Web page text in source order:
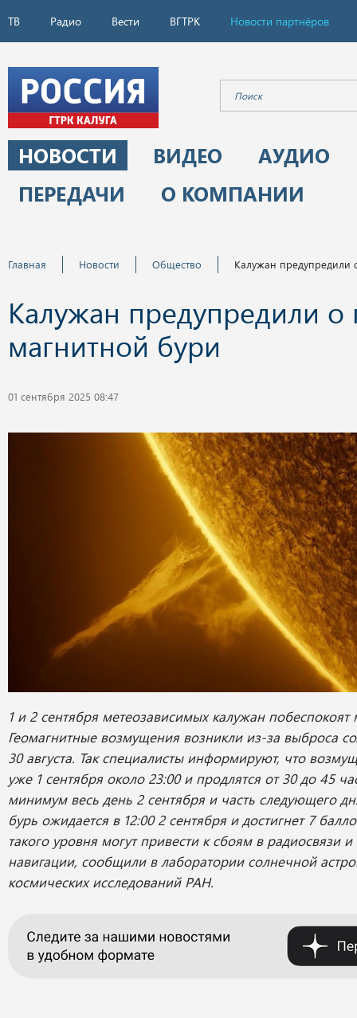
ТВ Радио Вести ВГТРК Новости партнёров
НОВОСТИ ВИДЕО
АУДИО
ПЕРЕДАЧИ
О КОМПАНИИ
Главная Новости Общество Калужан предупредили
Калужан предупредили о
магнитной бури
01 сентября 2025 08:47
1 и 2 сентября метеозависимых калужан побеспокоят
Геомагнитные возмущения возникли из-за выброса
30 августа. Так специалисты информируют, что
уже 1 сентября около 23:00 и продлятся от 30 до 45
минимум весь день 2 сентября и часть следующего
бурь ожидается в 12:00 2 сентября и достигнет 7
такого уровня могут привести к сбоям в радиосвязи и
навигации, сообщили в лаборатории солнечной
космических исследований РАН.